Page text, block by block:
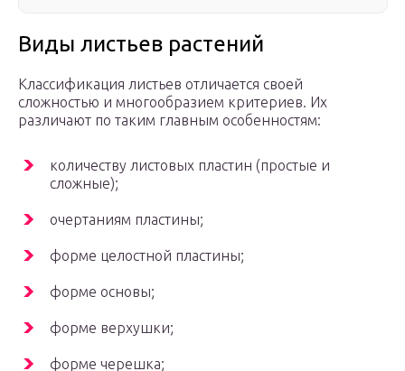
Виды листьев растений
Классификация листьев отличается своей
сложностью и многообразием критериев. Их
различают по таким главным особенностям:
количеству листовых пластин (простые и
сложные);
очертаниям пластины;
форме целостной пластины;
форме основы;
форме верхушки;
форме черешка;